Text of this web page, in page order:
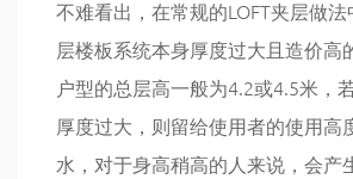
不难看出，在常规的LOFT夹层做
层楼板系统本身厚度过大且造价高
户型的总层高一般为4.2或4.5米，
厚度过大，则留给使用者的使用高
水，对于身高稍高的人来说，会产